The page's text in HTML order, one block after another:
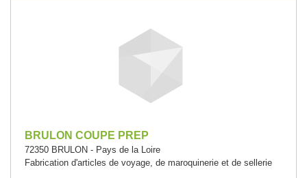
BRULON COUPE PREP
72350 BRULON - Pays de la Loire
Fabrication d'articles de voyage, de maroquinerie et de sellerie